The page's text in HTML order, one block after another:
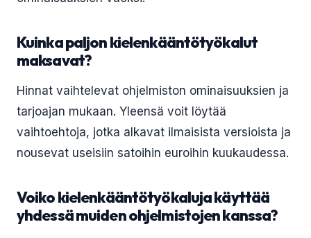
Kuinka paljon kielenkääntötyökalut
maksavat?
Hinnat vaihtelevat ohjelmiston ominaisuuksien ja
tarjoajan mukaan. Yleensä voit löytää
vaihtoehtoja, jotka alkavat ilmaisista versioista ja
nousevat useisiin satoihin euroihin kuukaudessa.
Voiko kielenkääntötyökaluja käyttää
yhdessä muiden ohjelmistojen kanssa?